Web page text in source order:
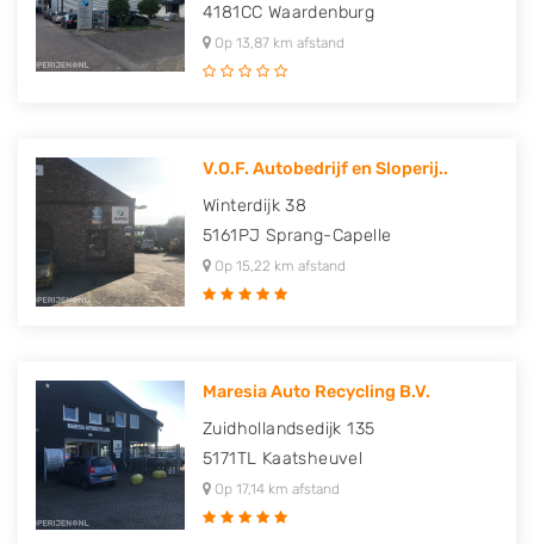
4181CC Waardenburg
Op 13,87 km afstand
V.O.F. Autobedrijf en Sloperij..
Winterdijk 38
5161PJ Sprang-Capelle
Op 15,22 km afstand
Maresia Auto Recycling B.V.
Zuidhollandsedijk 135
5171TL Kaatsheuvel
Op 17,14 km afstand